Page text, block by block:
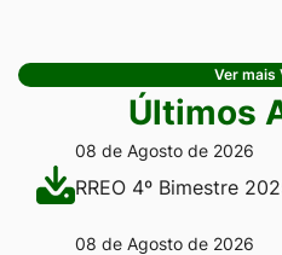
Ver mais
Últimos
08 de Agosto de 2026
RREO 4º Bimestre
08 de Agosto de 2026